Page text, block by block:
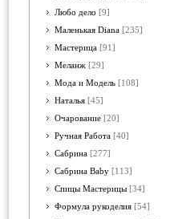
Любо дело [9]
Маленькая Diana [235]
Мастерица [91]
Меланж [29]
Мода и Модель [108]
Наталья [45]
Очарование [20]
Ручная Работа [40]
Сабрина [277]
Сабрина Baby [113]
Спицы Мастерицы [34]
Формула рукоделия [54]